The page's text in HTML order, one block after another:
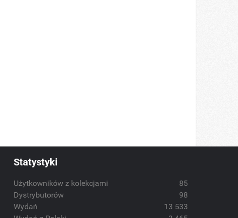
Statystyki
Użytkowników z kolekcjami
85
Dystrybutorów
98
Wydań
13 533